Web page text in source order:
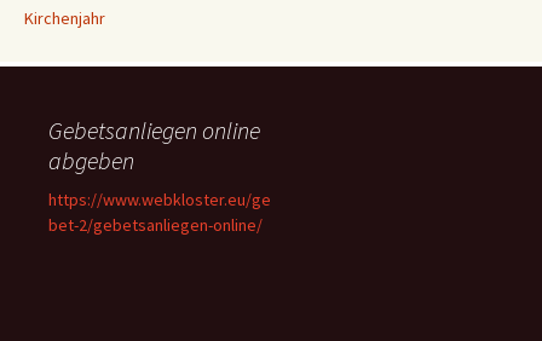
Kirchenjahr
Gebetsanliegen online
abgeben
https://www.webkloster.eu/ge
bet-2/gebetsanliegen-online/